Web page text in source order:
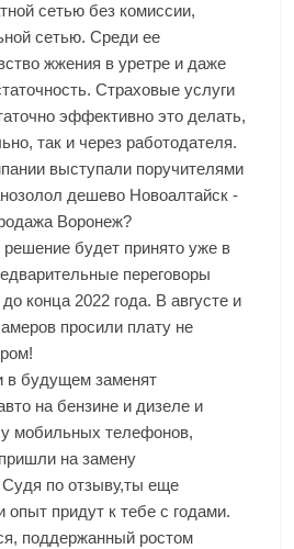
сетью без комиссии,
сетью. Среди ее
жжения в уретре и даже
Страховые услуги
эффективно это делать,
так и через работодателя.
выступали поручителями
дешево Новоалтайск -
Воронеж?
будет принято уже в
переговоры
конца 2022 года. В августе и
просили плату не
в будущем заменят
на бензине и дизеле и
мобильных телефонов,
на замену
по отзыву,ты еще
опыт придут к тебе с годами.
поддержанный ростом